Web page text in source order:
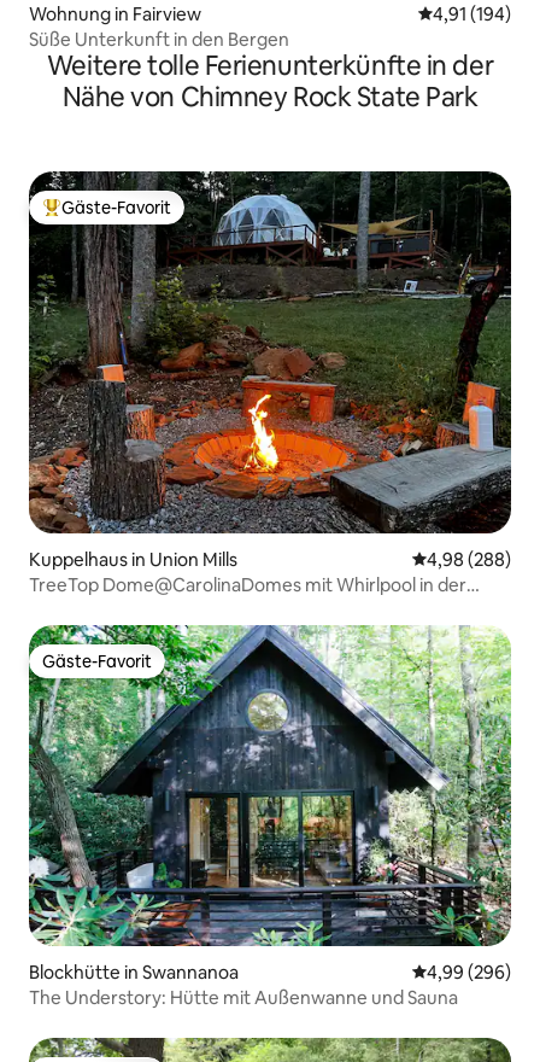
Wohnung in Fairview
4,91 (194)
Süße Unterkunft in den Bergen
Weitere tolle Ferienunterkünfte in der
Nähe von Chimney Rock State Park
Beliebter Gäste-Favorit.
Gäste-Favorit
Kuppelhaus in Union Mills
4,98 (288)
TreeTop Dome@CarolinaDomes mit Whirlpool in der
Gäste-Favorit
Gäste-Favorit
Blockhütte in Swannanoa
4,99 (296)
The Understory: Hütte mit Außenwanne und Sauna